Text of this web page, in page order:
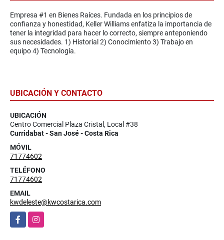
Empresa #1 en Bienes Raíces. Fundada en los principios de
confianza y honestidad, Keller Williams enfatiza la importancia de
tener la integridad para hacer lo correcto, siempre anteponiendo
sus necesidades. 1) Historial 2) Conocimiento 3) Trabajo en
equipo 4) Tecnología.
UBICACIÓN Y CONTACTO
UBICACIÓN
Centro Comercial Plaza Cristal, Local #38
Curridabat - San José - Costa Rica
MÓVIL
71774602
TELÉFONO
71774602
EMAIL
kwdeleste@kwcostarica.com
FacebookInstagram